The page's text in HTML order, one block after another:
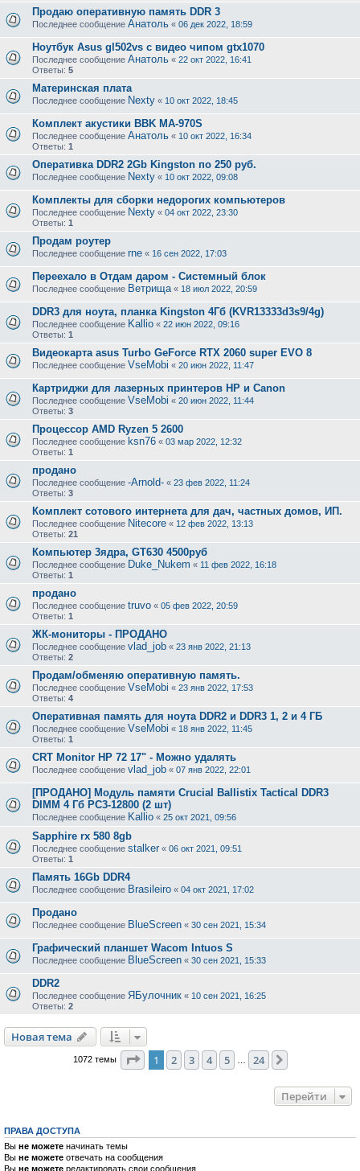
Продаю оперативную память DDR 3
Последнее сообщение Анатоль « 06 дек 2022, 18:59
Ноутбук Asus gl502vs с видео чипом gtx1070
Последнее сообщение Анатоль « 22 окт 2022, 16:41
Ответы: 5
Материнская плата
Последнее сообщение Nexty « 10 окт 2022, 18:45
Комплект акустики BBK MA-970S
Последнее сообщение Анатоль « 10 окт 2022, 16:34
Ответы: 1
Оперативка DDR2 2Gb Kingston по 250 руб.
Последнее сообщение Nexty « 10 окт 2022, 09:08
Комплекты для сборки недорогих компьютеров
Последнее сообщение Nexty « 04 окт 2022, 23:30
Ответы: 1
Продам роутер
Последнее сообщение rne « 16 сен 2022, 17:03
Переехало в Отдам даром - Системный блок
Последнее сообщение Ветрища « 18 июл 2022, 20:59
DDR3 для ноута, планка Kingston 4Гб (KVR13333d3s9/4g)
Последнее сообщение Kallio « 22 июн 2022, 09:16
Ответы: 1
Видеокарта asus Turbo GeForce RTX 2060 super EVO 8
Последнее сообщение VseMobi « 20 июн 2022, 11:47
Картриджи для лазерных принтеров HP и Canon
Последнее сообщение VseMobi « 20 июн 2022, 11:44
Ответы: 3
Процессор AMD Ryzen 5 2600
Последнее сообщение ksn76 « 03 мар 2022, 12:32
Ответы: 1
продано
Последнее сообщение -Arnold- « 23 фев 2022, 11:24
Ответы: 3
Комплект сотового интернета для дач, частных домов, ИП.
Последнее сообщение Nitecore « 12 фев 2022, 13:13
Ответы: 21
Компьютер 3ядра, GT630 4500руб
Последнее сообщение Duke_Nukem « 11 фев 2022, 16:18
Ответы: 1
продано
Последнее сообщение truvo « 05 фев 2022, 20:59
Ответы: 1
ЖК-мониторы - ПРОДАНО
Последнее сообщение vlad_job « 23 янв 2022, 21:13
Ответы: 2
Продам/обменяю оперативную память.
Последнее сообщение VseMobi « 23 янв 2022, 17:53
Ответы: 4
Оперативная память для ноута DDR2 и DDR3 1, 2 и 4 ГБ
Последнее сообщение VseMobi « 18 янв 2022, 11:45
Ответы: 1
CRT Monitor HP 72 17" - Можно удалять
Последнее сообщение vlad_job « 07 янв 2022, 22:01
[ПРОДАНО] Модуль памяти Crucial Ballistix Tactical DDR3
DIMM 4 Гб PC3-12800 (2 шт)
Последнее сообщение Kallio « 25 окт 2021, 09:56
Sapphire rx 580 8gb
Последнее сообщение stalker « 06 окт 2021, 09:51
Ответы: 1
Память 16Gb DDR4
Последнее сообщение Brasileiro « 04 окт 2021, 17:02
Продано
Последнее сообщение BlueScreen « 30 сен 2021, 15:34
Графический планшет Wacom Intuos S
Последнее сообщение BlueScreen « 30 сен 2021, 15:33
DDR2
Последнее сообщение ЯБулочник « 10 сен 2021, 16:25
Ответы: 2
Новая тема
1072 темы Страница из 24
1 2 3 4 5 24
Перейти
ПРАВА ДОСТУПА
Вы не можете начинать темы
Вы не можете отвечать на сообщения
Вы не можете редактировать свои сообщения